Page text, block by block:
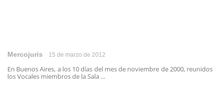
Mercojuris 15 de marzo de 2012
En Buenos Aires, a los 10 días del mes de noviembre de 2000, reunidos
los Vocales miembros de la Sala ...